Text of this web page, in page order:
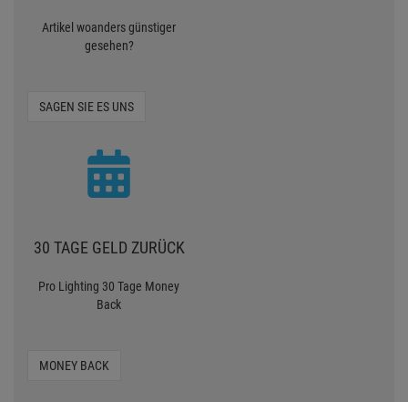
Artikel woanders günstiger
gesehen?
SAGEN SIE ES UNS
30 TAGE GELD ZURÜCK
Pro Lighting 30 Tage Money
Back
MONEY BACK